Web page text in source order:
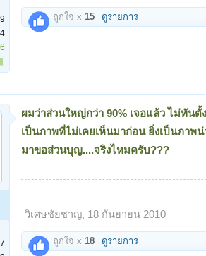
ถูกใจ x 15 ดูรายการ
ผมว่าส่วนใหญ่กว่า 90% เจอแล้ว ไม่ทัน
เป็นภาพที่ไม่เคยเห็นมาก่อน ยิ่งเป็นภาพ
มาขอส่วนบุญ....จริงไหมครับ???
วิเศษชัยชาญ, 18 กันยายน 2010
ถูกใจ x 18 ดูรายการ